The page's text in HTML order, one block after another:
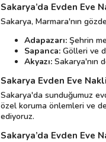
Sakarya’da Evden
Sakarya, Marmara'nın
Adapazarı: Şehrin
Sapanca: Gölleri ve
Akyazı: Sakarya'nın
Sakarya Evden Eve
Sakarya'da sunduğumuz
özel koruma önlemleri ve
ediyoruz.
Sakarya’da Evden Eve